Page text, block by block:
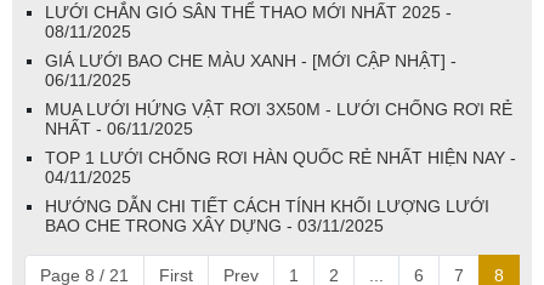
LƯỚI CHẮN GIÓ SÂN THỂ THAO MỚI NHẤT 2025 -
08/11/2025
GIÁ LƯỚI BAO CHE MÀU XANH - [MỚI CẬP NHẬT] -
06/11/2025
MUA LƯỚI HỨNG VẬT RƠI 3X50M - LƯỚI CHỐNG RƠI RẺ
NHẤT - 06/11/2025
TOP 1 LƯỚI CHỐNG RƠI HÀN QUỐC RẺ NHẤT HIỆN NAY -
04/11/2025
HƯỚNG DẪN CHI TIẾT CÁCH TÍNH KHỐI LƯỢNG LƯỚI
BAO CHE TRONG XÂY DỰNG - 03/11/2025
Page 8 / 21 First Prev 1 2 6 7 8